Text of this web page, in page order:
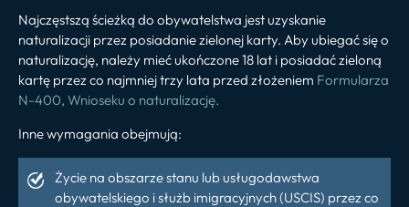
Najczęstszą ścieżką do obywatelstwa jest uzyskanie
naturalizacji przez posiadanie zielonej karty. Aby ubiegać się o
naturalizację, należy mieć ukończone 18 lat i posiadać zieloną
kartę przez co najmniej trzy lata przed złożeniem Formularza
N-400, Wnioseku o naturalizację.
Inne wymagania obejmują:
Życie na obszarze stanu lub usługodawstwa
obywatelskiego i służb imigracyjnych (USCIS) przez co